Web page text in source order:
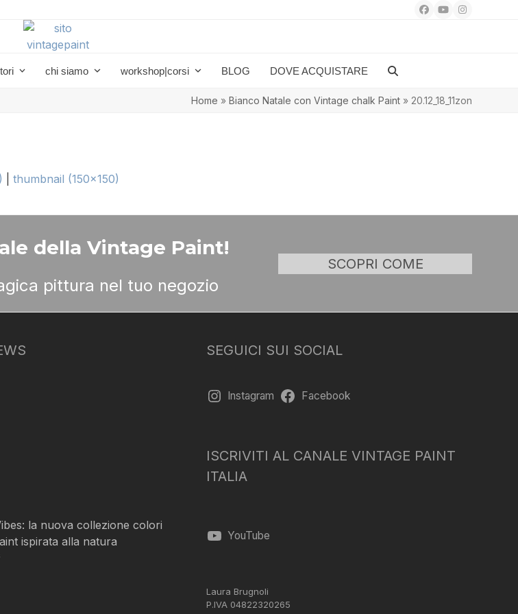
Facebook
YouTubeInstagram
chi siamo workshop|corsi BLOG DOVE ACQUISTARE
Home » Bianco Natale con Vintage chalk Paint» 20.12_18_11zon
|thumbnail (150x150)
della Vintage Paint!
pittura nel tuo negozio
SCOPRI COME
la nuova collezione colori
ispirata alla natura
SEGUICI SUI SOCIAL
Instagram Facebook
ISCRIVITI AL CANALE VINTAGE PAINT
ITALIA
YouTube
Laura Brugnoli
P.IVA 04822320265